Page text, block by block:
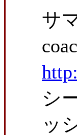
サ
シ
ッ